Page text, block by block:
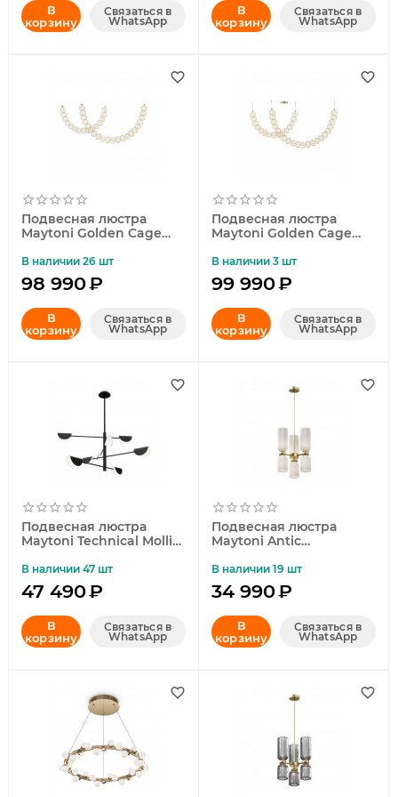
В
корзину
Связаться в
WhatsApp
В
корзину
Связаться в
WhatsApp
Подвесная люстра
Maytoni Golden Cage
В наличии 26 шт
98 990₽
В
корзину
Связаться в
WhatsApp
Подвесная люстра
Maytoni Golden Cage
В наличии 3 шт
99 990₽
В
корзину
Связаться в
WhatsApp
Подвесная люстра
Maytoni Technical Mollis
В наличии 47 шт
47 490₽
В
корзину
Связаться в
WhatsApp
Подвесная люстра
Maytoni Antic
В наличии 19 шт
34 990₽
В
корзину
Связаться в
WhatsApp